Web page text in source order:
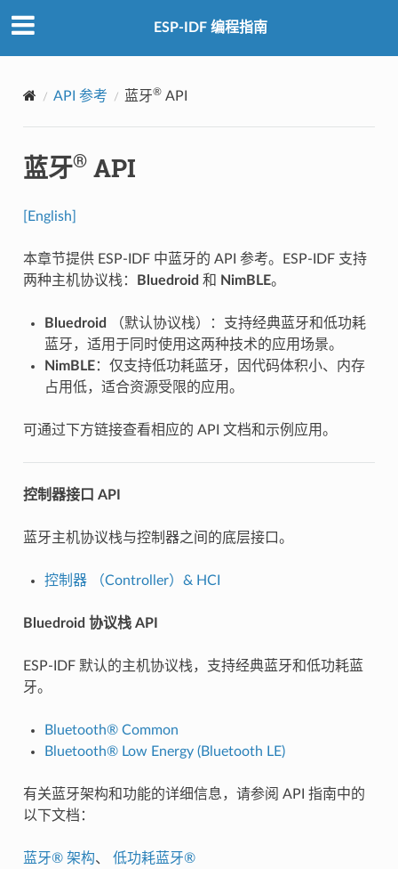
ESP-IDF 编程指南
API 参考 蓝牙®API
蓝牙®API
[English]
本章节提供 ESP-IDF 中蓝牙的 API 参考。ESP-IDF 支持
两种主机协议栈：
Bluedroid 和 NimBLE。
Bluedroid
（默认协议栈）：支持经典蓝牙和低功耗
蓝牙，适用于同时使用这两种技术的应用场景。
NimBLE：仅支持低功耗蓝牙，因代码体积小、内存
占用低，适合资源受限的应用。
可通过下方链接查看相应的 API 文档和示例应用。
控制器接口 API
蓝牙主机协议栈与控制器之间的底层接口。
控制器 （Controller）& HCI
Bluedroid 协议栈 API
ESP-IDF 默认的主机协议栈，支持经典蓝牙和低功耗蓝
牙。
Bluetooth® Common
Bluetooth® Low Energy (Bluetooth LE)
有关蓝牙架构和功能的详细信息，请参阅 API 指南中的
以下文档：
蓝牙® 架构、 低功耗蓝牙®